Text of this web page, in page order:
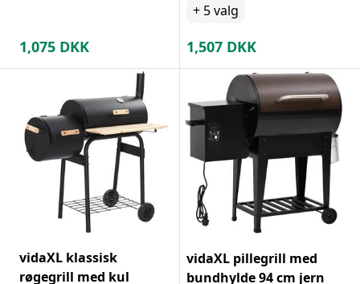
1,075 DKK
+ 5valg
1,507 DKK
vidaXL klassisk
røgegrill med kul
vidaXL pillegrill med
bundhylde 94 cm jern